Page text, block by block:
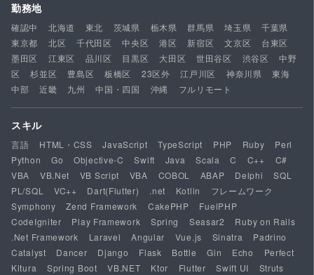
勤務地
確認中 北海道 東北 茨城県 栃木県 群馬県 埼玉県
千葉県
東京都
北区 千代田区 中央区 港区 新宿区 文京区
台東区
墨田区
江東区 品川区 目黒区 大田区 世田谷区 渋谷区
中野
区
杉並区 豊島区 板橋区 23区外 江戸川区 神奈川県
東海
中部
近畿 九州 中国・四国 沖縄 フルリモート
スキル
言語 HTML・CSS JavaScript TypeScript PHP Ruby
Perl
Python
Go Objective-C Swift Java Scala C C++
C#
VBA
VB.Net VB Script VBA COBOL ABAP Delphi
SQL
PL/SQL
VC++ Dart(Flutter) .net Kotlin
フレームワーク
Symphony
Zend Framework CakePHP
FuelPHP
CodeIgniter
Play Framework Spring Seasar2
Ruby on Rails
.Net Framework
Laravel Angular Vue.js Sinatra
Padrino
Catalyst
Dancer Django Flask Bottle Gin Echo
Perfect
Kitura
Spring Boot VB.NET Ktor Flutter Swift UI
Struts